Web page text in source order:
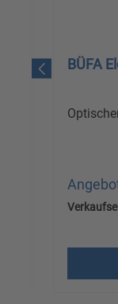
BÜFA